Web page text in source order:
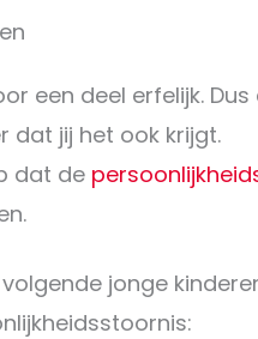
een deel erfelijk.
dat jij het ook krijgt.
dat de
jonge